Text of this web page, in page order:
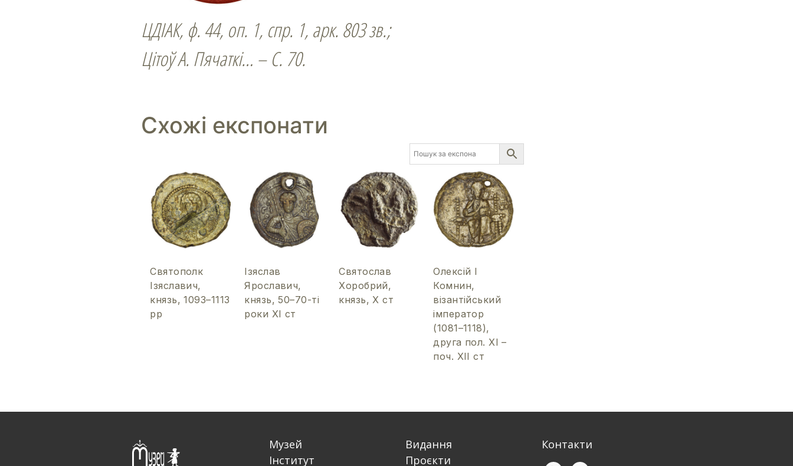
ЦДІАК, ф. 44, оп. 1, спр. 1, арк. 803 зв.;
Цітоў А. Пячаткі… – С. 70.
Схожі експонати
Святополк
Ізяславич,
князь, 1093–1113
рр
Ізяслав
Ярославич,
князь, 50–70-ті
роки ХІ ст
Святослав
Хоробрий,
князь, Х ст
Олексій І
Комнин,
візантійський
імператор
(1081–1118),
друга пол. ХІ –
поч. ХІІ ст
Музей
Інститут
Видання
Проєкти
Контакти